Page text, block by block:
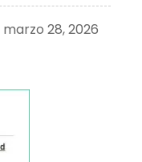
marzo 28, 2026